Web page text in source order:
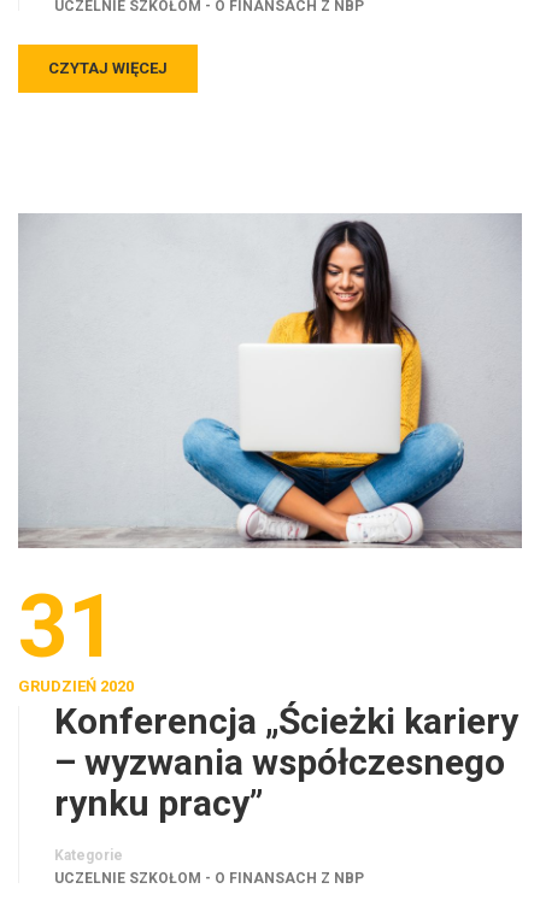
UCZELNIE SZKOŁOM - O FINANSACH Z NBP
CZYTAJ WIĘCEJ
31
GRUDZIEŃ 2020
Konferencja „Ścieżki kariery
– wyzwania współczesnego
rynku pracy”
Kategorie
UCZELNIE SZKOŁOM - O FINANSACH Z NBP